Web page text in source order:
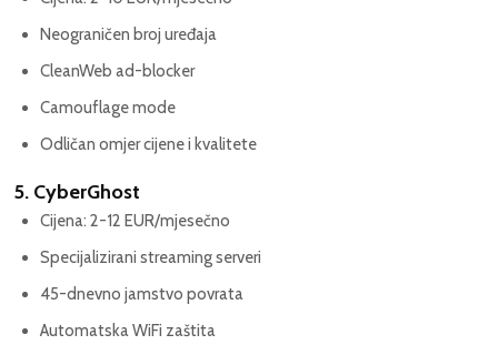
Neograničen broj uređaja
CleanWeb ad-blocker
Camouflage mode
Odličan omjer cijene i kvalitete
5. CyberGhost
Cijena: 2-12 EUR/mjesečno
Specijalizirani streaming serveri
45-dnevno jamstvo povrata
Automatska WiFi zaštita